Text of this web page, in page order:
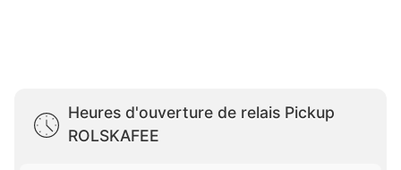
Heures d'ouverture de relais Pickup
ROLSKAFEE